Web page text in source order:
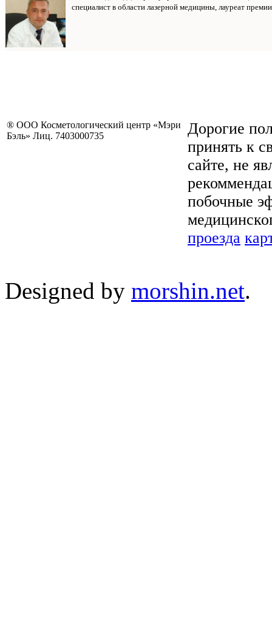
специалист в области лазерной медицины, лауреат
® ООО Косметологический центр «Мэри
Бэль» Лиц. 7403000735
Дорогие
принять к
сайте, не
побочные
проезда
Designed by morshin.net.